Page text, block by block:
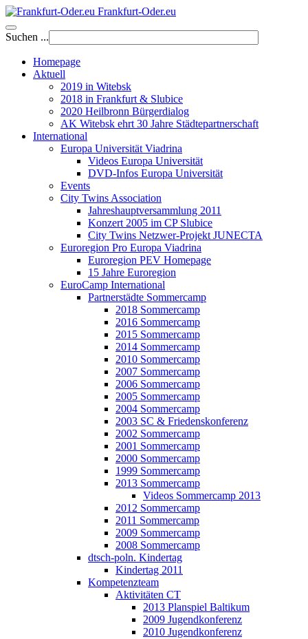
Frankfurt-Oder.eu
Suchen ...
Homepage
Aktuell
2019 in Witebsk
2018 in Frankfurt & Slubice
2020 Heilbronn Bürgerdialog
AK Witebsk ehrt 30 Jahre Städtepartnerschaft
International
Europa Universität Viadrina
Videos Europa Universität
DVD-Infos Europa Universität
Events
City Twins Association
Jahreshauptversammlung 2011
Konzert 2005 im CP Slubice
City Twins Netzwer-Projekt JUNECTA
Euroregion Pro Europa Viadrina
Euroregion PEV Homepage
15 Jahre Euroregion
EuroCamp International
Partnerstädte Sommercamp
2018 Sommercamp
2016 Sommercamp
2015 Sommercamp
2014 Sommercamp
2010 Sommercamp
2007 Sommercamp
2006 Sommercamp
2005 Sommercamp
2004 Sommercamp
2003 SC & Friedenskonferenz
2002 Sommercamp
2001 Sommercamp
2000 Sommercamp
1999 Sommercamp
2013 Sommercamp
Videos Sommercamp 2013
2012 Sommercamp
2011 Sommercamp
2009 Sommercamp
2008 Sommercamp
dtsch-poln. Kindertag
Kindertag 2011
Kompetenzteam
Aktivitäten CT
2013 Planspiel Baltikum
2009 Jugendkonferenz
2010 Jugendkonferenz